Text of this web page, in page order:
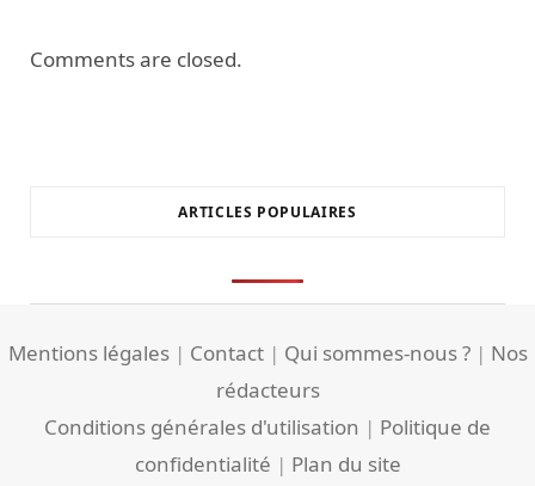
Comments are closed.
ARTICLES POPULAIRES
Mentions légales| Contact| Qui sommes-nous ?| Nos
rédacteurs
Conditions générales d'utilisation | Politique de
confidentialité | Plan du site